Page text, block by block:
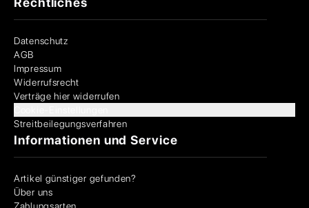
Datenschutz
AGB
Impressum
Widerrufsrecht
Verträge hier widerrufen
Streitbeilegungsverfahren
Informationen und Service
Artikel günstiger gefunden?
Über uns